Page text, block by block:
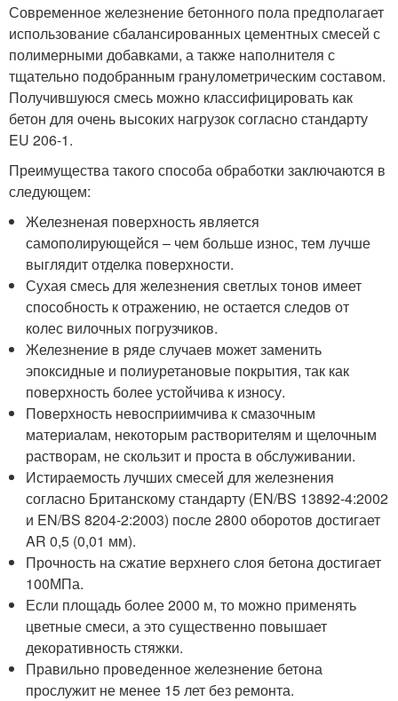
Современное железнение бетонного пола предполагает
использование сбалансированных цементных смесей с
полимерными добавками, а также наполнителя с
тщательно подобранным гранулометрическим составом.
Получившуюся смесь можно классифицировать как
бетон для очень высоких нагрузок согласно стандарту
EU 206-1.
Преимущества такого способа обработки заключаются в
следующем:
Железненая поверхность является
самополирующейся – чем больше износ, тем лучше
выглядит отделка поверхности.
Сухая смесь для железнения светлых тонов имеет
способность к отражению, не остается следов от
колес вилочных погрузчиков.
Железнение в ряде случаев может заменить
эпоксидные и полиуретановые покрытия, так как
поверхность более устойчива к износу.
Поверхность невосприимчива к смазочным
материалам, некоторым растворителям и щелочным
растворам, не скользит и проста в обслуживании.
Истираемость лучших смесей для железнения
согласно Британскому стандарту (EN/BS 13892-4:2002
и EN/BS 8204-2:2003) после 2800 оборотов достигает
AR 0,5 (0,01 мм).
Прочность на сжатие верхнего слоя бетона достигает
100МПа.
Если площадь более 2000 м, то можно применять
цветные смеси, а это существенно повышает
декоративность стяжки.
Правильно проведенное железнение бетона
прослужит не менее 15 лет без ремонта.